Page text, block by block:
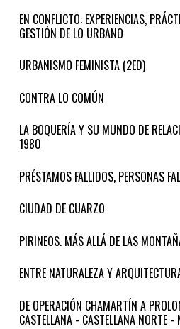
EN CONFLICTO: EXPERIENCIAS,
GESTIÓN DE LO URBANO
URBANISMO FEMINISTA (2ED)
CONTRA LO COMÚN
LA BOQUERÍA Y SU MUNDO DE
1980
PRÉSTAMOS FALLIDOS, PERSONAS
CIUDAD DE CUARZO
PIRINEOS. MÁS ALLÁ DE LAS
ENTRE NATURALEZA Y
DE OPERACIÓN CHAMARTÍN A
CASTELLANA - CASTELLANA NORTE -